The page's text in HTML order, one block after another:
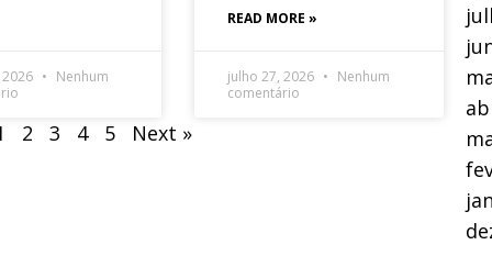
Nenhum
READ MORE »
julho 27, 2026
Nenhum
comentário
2 3 4 5 Next »